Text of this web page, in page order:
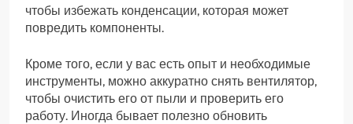
чтобы избежать конденсации, которая может
повредить компоненты.
Кроме того, если у вас есть опыт и необходимые
инструменты, можно аккуратно снять вентилятор,
чтобы очистить его от пыли и проверить его
работу. Иногда бывает полезно обновить